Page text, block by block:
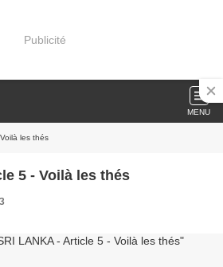
Publicité
MENU
les thés
5 - Voilà les thés